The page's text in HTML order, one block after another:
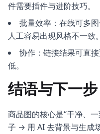
件需要插件与进阶技巧。
批量效率：在线可多
人工容易出现风格不一致。
协作：链接结果可直
低。
结语与下一步
商品图的核心是“干净、
子 → 用 AI 去背景与生成